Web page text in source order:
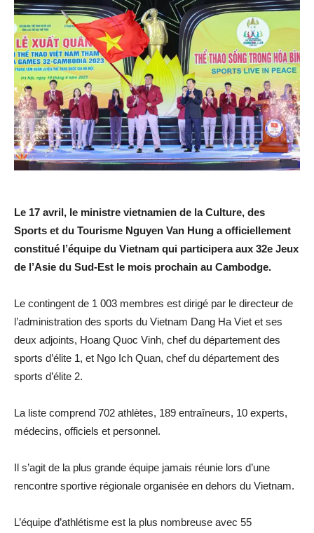
Le 17 avril, le ministre vietnamien de la Culture, des
Sports et du Tourisme Nguyen Van Hung a officiellement
constitué l’équipe du Vietnam qui participera aux 32e Jeux
de l’Asie du Sud-Est le mois prochain au Cambodge.
Le contingent de 1 003 membres est dirigé par le directeur de
l’administration des sports du Vietnam Dang Ha Viet et ses
deux adjoints, Hoang Quoc Vinh, chef du département des
sports d’élite 1, et Ngo Ich Quan, chef du département des
sports d’élite 2.
La liste comprend 702 athlètes, 189 entraîneurs, 10 experts,
médecins, officiels et personnel.
Il s’agit de la plus grande équipe jamais réunie lors d’une
rencontre sportive régionale organisée en dehors du Vietnam.
L’équipe d’athlétisme est la plus nombreuse avec 55